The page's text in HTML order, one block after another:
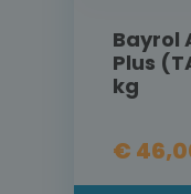
Bayrol
Plus
kg
€